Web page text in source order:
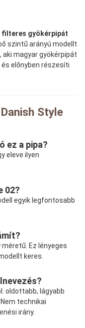
filteres gyökérpipát
szintű arányú modellt
magyar gyökérpipát
előnyben részesíti
Style
ez a pipa?
eleve ilyen
02?
egyik legfontosabb
Ez lényeges
keres.
oldottabb, lágyabb
technikai
irány.